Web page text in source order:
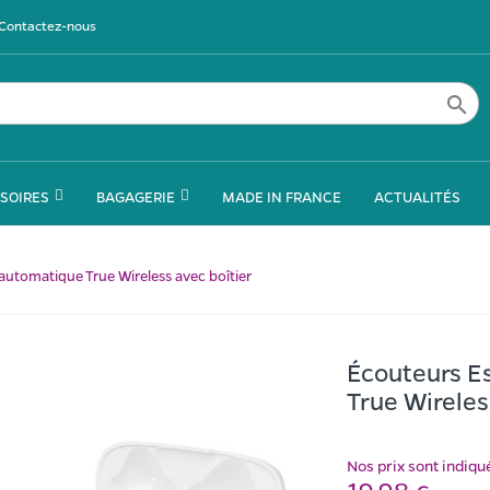
nous

BAGAGERIE MADE IN FRANCE ACTUALITÉS
True Wireless avec boîtier
Écouteurs
True
Nos prix sont